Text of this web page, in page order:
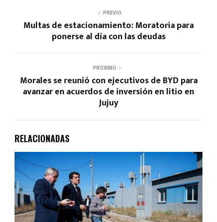
PREVIO
Multas de estacionamiento: Moratoria para
ponerse al día con las deudas
PROXIMO
Morales se reunió con ejecutivos de BYD para
avanzar en acuerdos de inversión en litio en
Jujuy
RELACIONADAS